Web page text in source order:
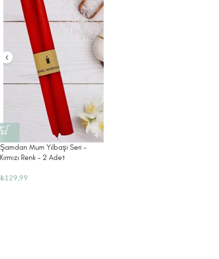
Şamdan Mum Yılbaşı Seri –
Kırmızı Renk – 2 Adet
₺129,99